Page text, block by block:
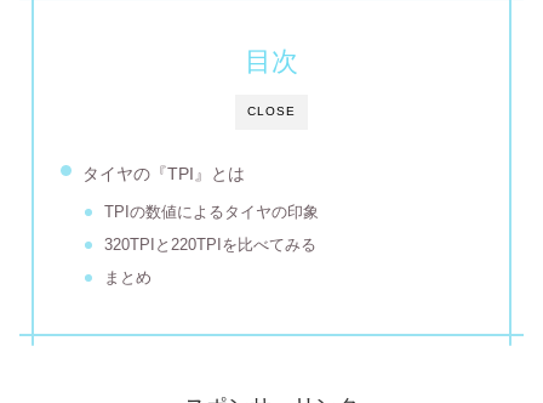
CLOSE
目次
タイヤの『TPI』とは
TPIの数値によるタイヤの印象
320TPIと220TPIを比べてみる
まとめ